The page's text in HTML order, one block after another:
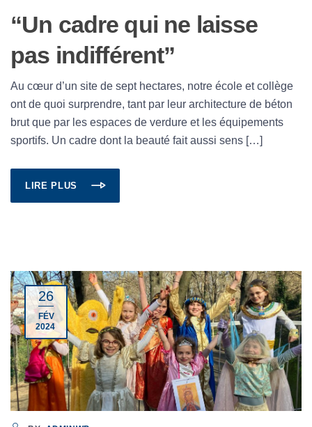
“Un cadre qui ne laisse
pas indifférent”
Au cœur d’un site de sept hectares, notre école et collège
ont de quoi surprendre, tant par leur architecture de béton
brut que par les espaces de verdure et les équipements
sportifs. Un cadre dont la beauté fait aussi sens […]
LIRE PLUS
26
FÉV
2024